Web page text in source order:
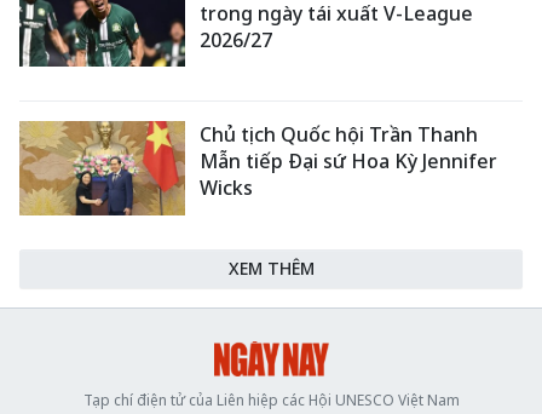
trong ngày tái xuất V-League
2026/27
Chủ tịch Quốc hội Trần Thanh
Mẫn tiếp Đại sứ Hoa Kỳ Jennifer
Wicks
XEM THÊM
Tạp chí điện tử của Liên hiệp các Hội UNESCO Việt Nam